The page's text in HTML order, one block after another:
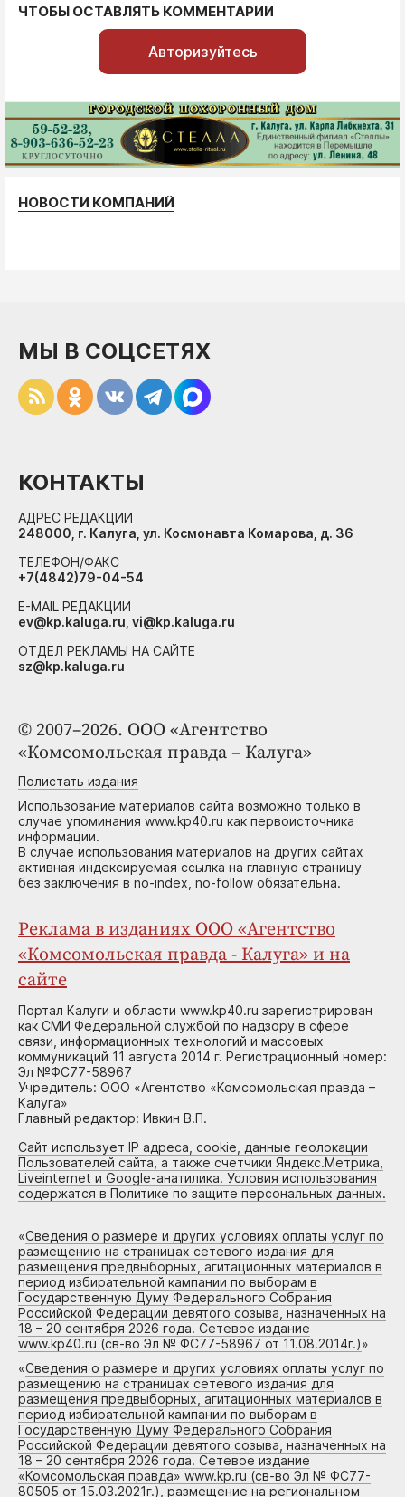
ЧТОБЫ ОСТАВЛЯТЬ КОММЕНТАРИИ
Авторизуйтесь
НОВОСТИ КОМПАНИЙ
© 2007–2026. ООО «Агентство
«Комсомольская правда – Калуга»
Полистать издания
Использование материалов сайта возможно только в
случае упоминания www.kp40.ru как первоисточника
информации.
В случае использования материалов на других сайтах
активная индексируемая ссылка на главную страницу
без заключения в no-index, no-follow обязательна.
Реклама в изданиях ООО «Агентство
«Комсомольская правда - Калуга» и на
сайте
Портал Калуги и области www.kp40.ru зарегистрирован
как СМИ Федеральной службой по надзору в сфере
связи, информационных технологий и массовых
коммуникаций 11 августа 2014 г. Регистрационный номер:
Эл №ФС77-58967
Учредитель: ООО «Агентство «Комсомольская правда –
Калуга»
Главный редактор: Ивкин В.П.
Сайт использует IP адреса, cookie, данные геолокации
Пользователей сайта, а также счетчики Яндекс.Метрика,
Liveinternet и Google-анатилика. Условия использования
содержатся в Политике по защите персональных данных.
«Сведения о размере и других условиях оплаты услуг по
размещению на страницах сетевого издания для
размещения предвыборных, агитационных материалов в
период избирательной кампании по выборам в
Государственную Думу Федерального Собрания
Российской Федерации девятого созыва, назначенных на
18 – 20 сентября 2026 года. Сетевое издание
www.kp40.ru (св-во Эл № ФС77-58967 от 11.08.2014г.)»
«Сведения о размере и других условиях оплаты услуг по
размещению на страницах сетевого издания для
размещения предвыборных, агитационных материалов в
период избирательной кампании по выборам в
Государственную Думу Федерального Собрания
Российской Федерации девятого созыва, назначенных на
18 – 20 сентября 2026 года. Сетевое издание
«Комсомольская правда» www.kp.ru (св-во Эл № ФС77-
80505 от 15.03.2021г.), размещение на региональном
МЫ В СОЦСЕТЯХ
КОНТАКТЫ
АДРЕС РЕДАКЦИИ
248000, г. Калуга, ул. Космонавта Комарова, д. 36
ТЕЛЕФОН/ФАКС
+7(4842)79-04-54
E-MAIL РЕДАКЦИИ
ev@kp.kaluga.ru, vi@kp.kaluga.ru
ОТДЕЛ РЕКЛАМЫ НА САЙТЕ
sz@kp.kaluga.ru